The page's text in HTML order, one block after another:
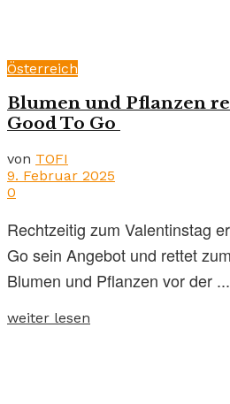
Österreich
Blumen und Pflanzen
Good To Go
von TOFI
9. Februar 2025
0
Rechtzeitig zum Valentinstag
Go sein Angebot und rettet
Blumen und Pflanzen vor der ...
weiter lesen